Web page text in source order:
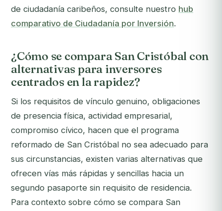
de ciudadanía caribeños, consulte nuestro hub
comparativo de Ciudadanía por Inversión.
¿Cómo se compara San Cristóbal con
alternativas para inversores
centrados en la rapidez?
Si los requisitos de vínculo genuino, obligaciones
de presencia física, actividad empresarial,
compromiso cívico, hacen que el programa
reformado de San Cristóbal no sea adecuado para
sus circunstancias, existen varias alternativas que
ofrecen vías más rápidas y sencillas hacia un
segundo pasaporte sin requisito de residencia.
Para contexto sobre cómo se compara San